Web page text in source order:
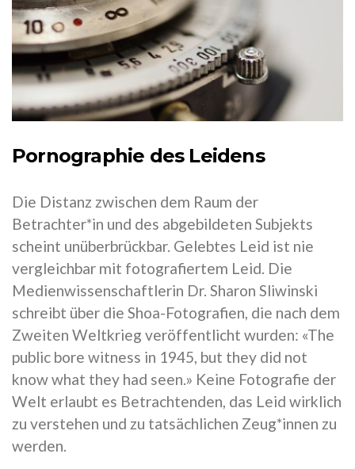
Pornographie des Leidens
Die Distanz zwischen dem Raum der
Betrachter*in und des abgebildeten Subjekts
scheint unüberbrückbar. Gelebtes Leid ist nie
vergleichbar mit fotografiertem Leid. Die
Medienwissenschaftlerin Dr. Sharon Sliwinski
schreibt über die Shoa-Fotografien, die nach dem
Zweiten Weltkrieg veröffentlicht wurden: «The
public bore witness in 1945, but they did not
know what they had seen.» Keine Fotografie der
Welt erlaubt es Betrachtenden, das Leid wirklich
zu verstehen und zu tatsächlichen Zeug*innen zu
werden.